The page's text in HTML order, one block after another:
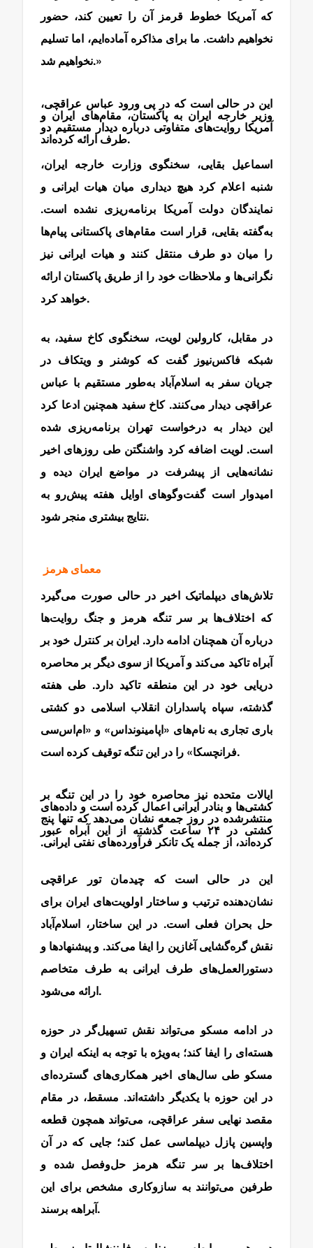
که آمریکا خطوط قرمز آن را تعیین کند، حضور
نخواهیم داشت. ما برای مذاکره آماده‌ایم، اما تسلیم
نخواهیم شد.»
این در حالی است که در پی ورود عباس عراقچی،
وزیر خارجه ایران به پاکستان، مقام‌های ایران و
آمریکا روایت‌های متفاوتی درباره دیدار مستقیم دو
طرف ارائه کرده‌اند.
اسماعیل بقایی، سخنگوی وزارت خارجه ایران،
شنبه اعلام کرد هیچ دیداری میان هیات ایرانی و
نمایندگان دولت آمریکا برنامه‌ریزی نشده است.
به‌گفته بقایی، قرار است مقام‌های پاکستانی پیام‌ها
را میان دو طرف منتقل کنند و هیات ایرانی نیز
نگرانی‌ها و ملاحظات خود را از طریق پاکستان ارائه
خواهد کرد.
در مقابل، کارولین لویت، سخنگوی کاخ سفید، به
شبکه فاکس‌نیوز گفت که کوشنر و ویتکاف در
جریان سفر به اسلام‌آباد به‌طور مستقیم با عباس
عراقچی دیدار می‌کنند. کاخ سفید همچنین ادعا کرد
این دیدار به درخواست تهران برنامه‌ریزی شده
است. لویت اضافه کرد واشنگتن طی روزهای اخیر
نشانه‌هایی از پیشرفت در مواضع ایران دیده و
امیدوار است گفت‌وگوهای اوایل هفته پیش‌رو به
نتایج بیشتری منجر شود.
معمای هرمز
تلاش‌های دیپلماتیک اخیر در حالی صورت می‌گیرد
که اختلاف‌ها بر سر تنگه هرمز و جنگ روایت‌ها
درباره آن همچنان ادامه دارد. ایران بر کنترل خود بر
آبراه تاکید می‌کند و آمریکا از سوی دیگر بر محاصره
دریایی خود در این منطقه تاکید دارد. طی هفته
گذشته، سپاه پاسداران انقلاب اسلامی دو کشتی
باری تجاری به نام‌های «اپامینونداس» و «ام‌اس‌سی
فرانچسکا» را در این تنگه توقیف کرده است.
ایالات متحده نیز محاصره خود را در این تنگه بر
کشتی‌ها و بنادر ایرانی اعمال کرده است و داده‌های
منتشرشده در روز جمعه نشان می‌دهد که تنها پنج
کشتی در ۲۴ ساعت گذشته از این آبراه عبور
کرده‌اند، از جمله یک تانکر فرآورده‌های نفتی ایرانی.
این در حالی است که چیدمان تور عراقچی
نشان‌دهنده ترتیب و ساختار اولویت‌های ایران برای
حل بحران فعلی است. در این ساختار، اسلام‌آباد
نقش گره‌گشایی آغازین را ایفا می‌کند. و پیشنهادها و
دستورالعمل‌های طرف ایرانی به طرف متخاصم
ارائه می‌شود.
در ادامه مسکو می‌تواند نقش تسهیل‌گر در حوزه
هسته‌ای را ایفا کند؛ به‌ویژه با توجه به اینکه ایران و
مسکو طی سال‌های اخیر همکاری‌های گسترده‌ای
در این حوزه با یکدیگر داشته‌اند. مسقط، در مقام
مقصد نهایی سفر عراقچی، می‌تواند همچون قطعه
واپسین پازل دیپلماسی عمل کند؛ جایی که در آن
اختلاف‌ها بر سر تنگه هرمز حل‌وفصل شده و
طرفین می‌توانند به سازوکاری مشخص برای این
آبراهه برسند.